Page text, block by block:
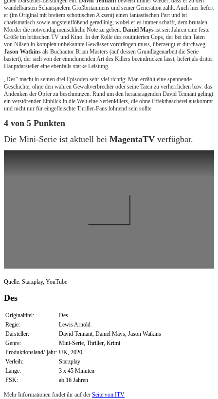
wandelbarsten Schauspielern Großbritanniens und seiner Generation zählt. Auch hier liefert
er (im Original mit breitem schottischen Akzent) einen fantastischen Part und ist
charismatisch sowie angsteinflößend geradlinig, wobei er es immer schafft, dem brutalen
Mörder die notwendig menschliche Note zu geben. Daniel Mays ist seit Jahren eine feste
Größe im britischen TV und Kino. In der Rolle des routinierten Cops, der bei den Taten
von Nilsen in komplett unbekannte Gewässer vordrängen muss, überzeugt er durchweg.
Jason Watkins als Buchautor Brian Masters (auf dessen Grundlagenarbeit die Serie
basiert), der sich von der einnehmenden Art des Killers beeindrucken lässt, liefert als dritter
Hauptdarsteller eine ebenfalls starke Leistung.
„Des“ macht in seinen drei Episoden sehr viel richtig: Man erzählt eine spannende
Geschichte, ohne den wahren Gewaltverbrecher oder seine Taten zu verherrlichen bzw. das
Andenken der Opfer zu beschmutzen. Rund um den herausragenden David Tennant gelingt
ein verstörender Einblick in die Welt eine Serienkillers, die ohne Effekthascherei auskommt
und nicht nur für eingefleischte Thriller-Fans lohnend sein sollte.
4 von 5 Punkten
Die Mini-Serie ist aktuell bei MagentaTV verfügbar.
Quelle: Starzplay, YouTube
Des
Originaltitel:
Des
Regie:
Lewis Arnold
Darsteller:
David Tennant, Daniel Mays, Jason Watkins
Genre:
Mini-Serie, Thriller, Krimi
Produktionsland/-jahr: UK, 2020
Verleih:
Starzplay
Länge:
3 x 45 Minuten
FSK:
ab 16 Jahren
Mehr Informationen findet ihr auf der Seite von ITV